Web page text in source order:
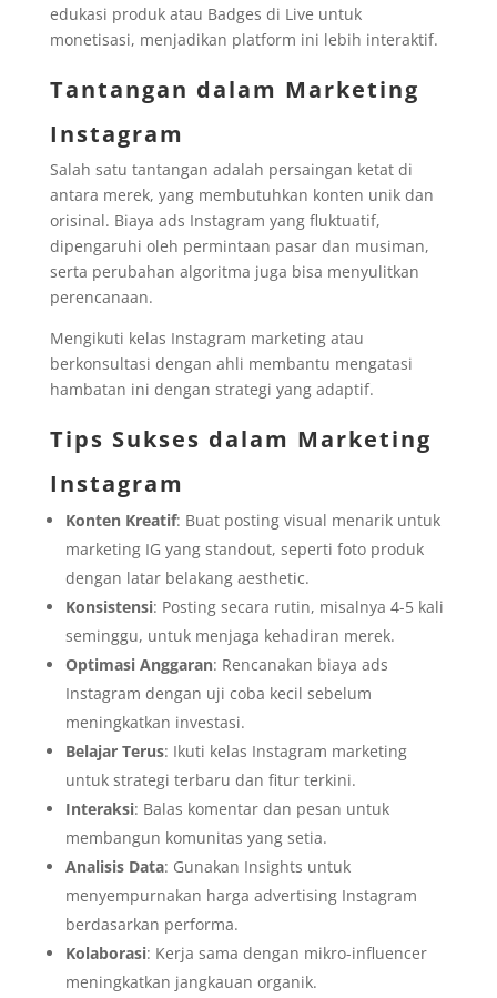
edukasi produk atau Badges di Live untuk
monetisasi, menjadikan platform ini lebih interaktif.
Tantangan dalam Marketing
Instagram
Salah satu tantangan adalah persaingan ketat di
antara merek, yang membutuhkan konten unik dan
orisinal. Biaya ads Instagram yang fluktuatif,
dipengaruhi oleh permintaan pasar dan musiman,
serta perubahan algoritma juga bisa menyulitkan
perencanaan.
Mengikuti kelas Instagram marketing atau
berkonsultasi dengan ahli membantu mengatasi
hambatan ini dengan strategi yang adaptif.
Tips Sukses dalam Marketing
Instagram
Konten Kreatif: Buat posting visual menarik untuk
marketing IG yang standout, seperti foto produk
dengan latar belakang aesthetic.
Konsistensi: Posting secara rutin, misalnya 4-5 kali
seminggu, untuk menjaga kehadiran merek.
Optimasi Anggaran: Rencanakan biaya ads
Instagram dengan uji coba kecil sebelum
meningkatkan investasi.
Belajar Terus: Ikuti kelas Instagram marketing
untuk strategi terbaru dan fitur terkini.
Interaksi: Balas komentar dan pesan untuk
membangun komunitas yang setia.
Analisis Data: Gunakan Insights untuk
menyempurnakan harga advertising Instagram
berdasarkan performa.
Kolaborasi: Kerja sama dengan mikro-influencer
meningkatkan jangkauan organik.